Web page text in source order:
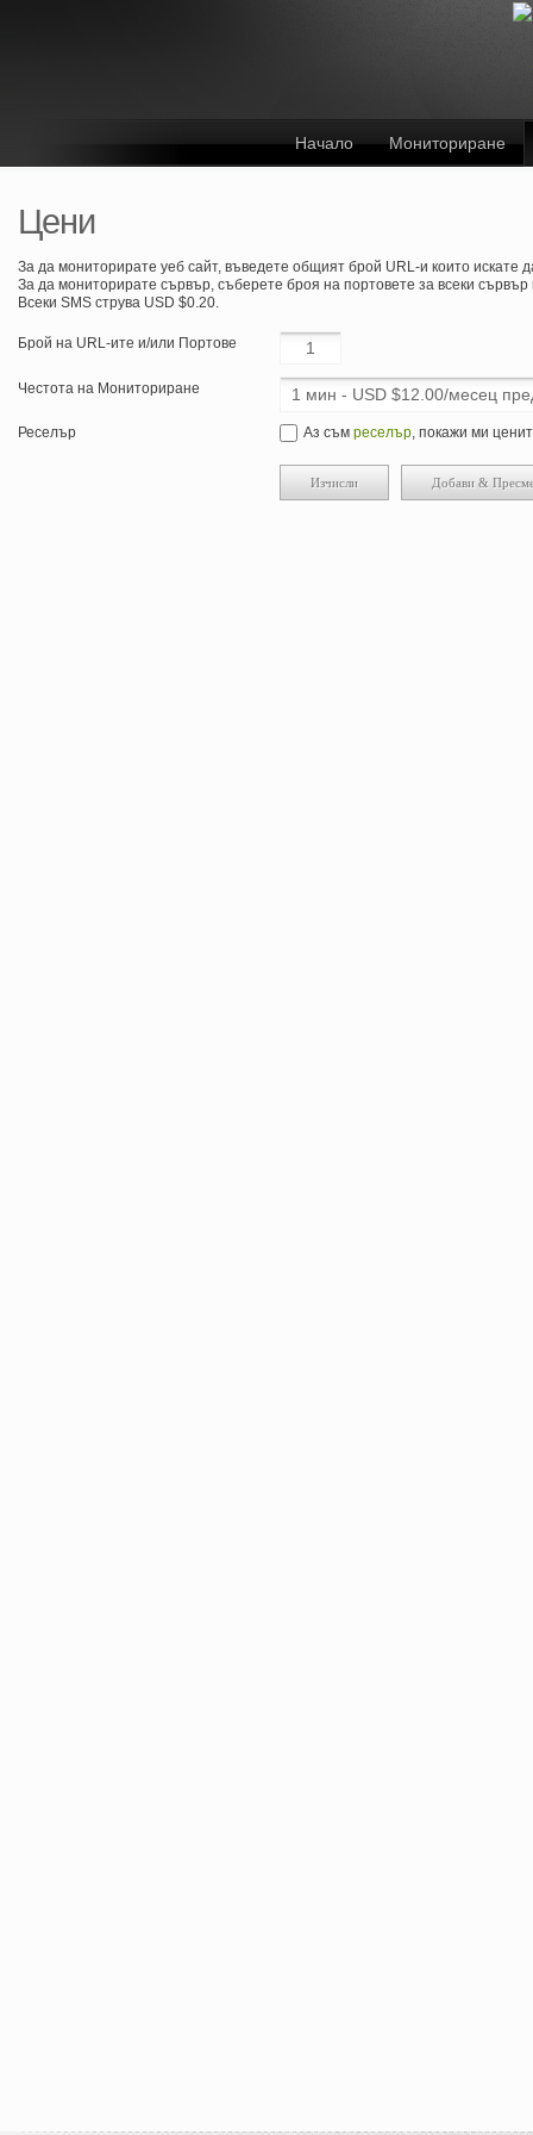
Начало Мониториране
Цени
За да мониторирате уеб сайт, въведете общият брой URL-и които искате
За да мониторирате сървър, съберете броя на портовете за всеки сървър
Всеки SMS струва USD $0.20.
Брой на URL-ите и/или Портове
Честота на Мониториране
Реселър Аз съм реселър , покажи ми